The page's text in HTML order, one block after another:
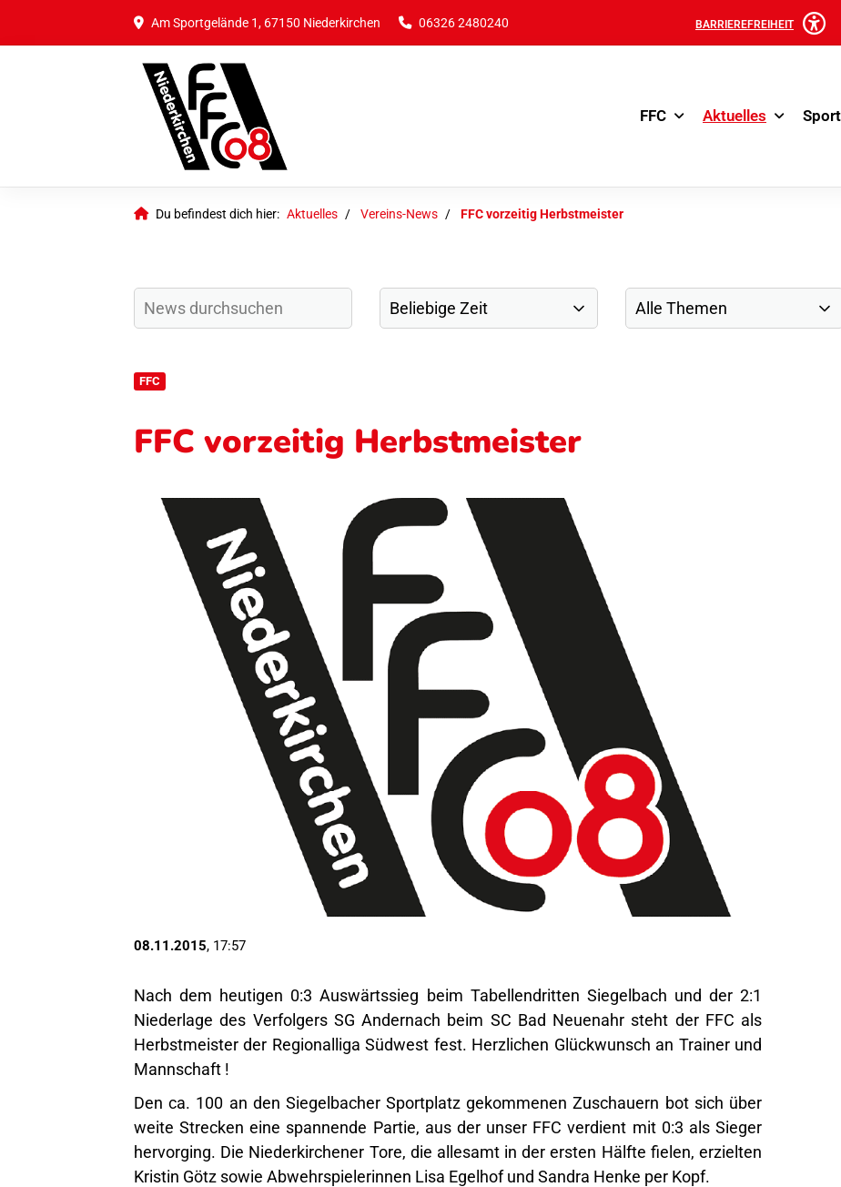
Am Sportgelände 1, 67150 Niederkirchen 06326 2480240 BARRIEREFREIHEIT
FFC Aktuelles
Du befindest dich hier: Aktuelles Vereins-News FFC vorzeitig Herbstmeister
FFC
FFC vorzeitig Herbstmeister
08.11.2015, 17:57
Nach dem heutigen 0:3 Auswärtssieg beim Tabellendritten Siegelbach und der 2:1
Niederlage des Verfolgers SG Andernach beim SC Bad Neuenahr steht der FFC als
Herbstmeister der Regionalliga Südwest fest. Herzlichen Glückwunsch an Trainer und
Mannschaft !
Den ca. 100 an den Siegelbacher Sportplatz gekommenen Zuschauern bot sich über
weite Strecken eine spannende Partie, aus der unser FFC verdient mit 0:3 als Sieger
hervorging. Die Niederkirchener Tore, die allesamt in der ersten Hälfte fielen, erzielten
Kristin Götz sowie Abwehrspielerinnen Lisa Egelhof und Sandra Henke per Kopf.